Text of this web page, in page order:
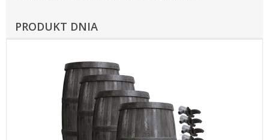
PRODUKT DNIA